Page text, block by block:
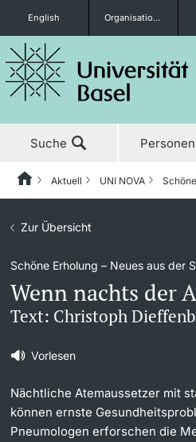
English Organisationseinheiten
Suche Personen
Aktuell
Aktuell
News
Ehrungen & Preise
Newsletter
Universität in den Medien
Veranstaltungskalender
UNI NOVA
UNI NOVA – Alle Ausgaben
UNI NOVA bestellen
Mediadaten
Studium
Forschung
Lehre
Weiterbildung
Universität
HomeZurückAktuell UNI NOVA
Zur Übersicht
Vorlesen
Schöne Erholung – Neues aus der
Wenn nachts der
Text: Christoph
Nächtliche Atemaussetzer mit
können ernste
Pneumologen erforschen die